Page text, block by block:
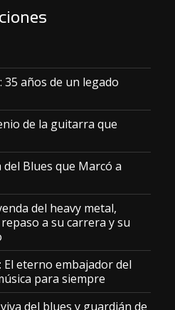
35 años de un legado
de la guitarra que
del Blues que Marcó a
del heavy metal,
a su carrera y su
eterno embajador del
para siempre
del blues y guardián de